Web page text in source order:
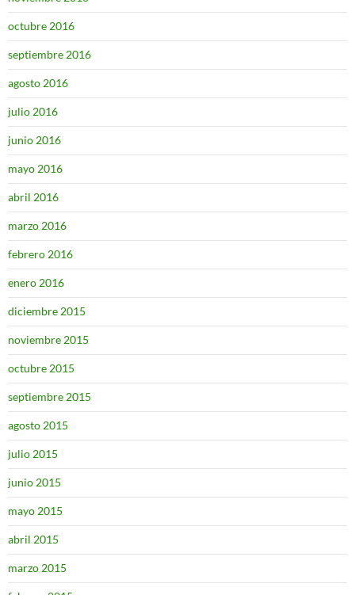
octubre 2016
septiembre 2016
agosto 2016
julio 2016
junio 2016
mayo 2016
abril 2016
marzo 2016
febrero 2016
enero 2016
diciembre 2015
noviembre 2015
octubre 2015
septiembre 2015
agosto 2015
julio 2015
junio 2015
mayo 2015
abril 2015
marzo 2015